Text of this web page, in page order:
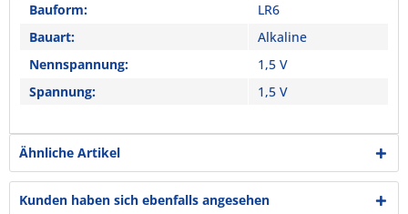
Bauform:
LR6
Bauart:
Alkaline
Nennspannung:
1,5 V
Spannung:
1,5 V
Ähnliche Artikel
Kunden haben sich ebenfalls angesehen